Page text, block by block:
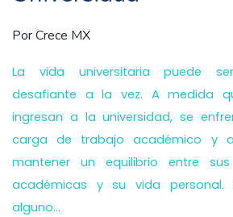
PorCrece MX
La vida universitaria puede
desafiante a la vez. A medida
ingresan a la universidad, se
carga de trabajo académico y
mantener un equilibrio entre sus
académicas y su vida personal.
alguno...